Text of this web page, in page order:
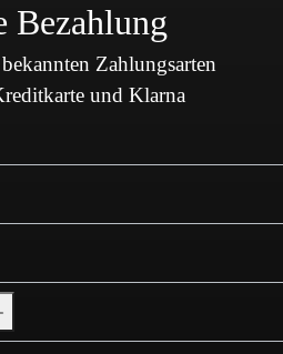
Bezahlung
Zahlungsarten
und Klarna